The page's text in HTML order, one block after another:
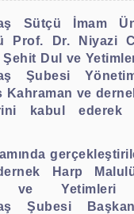
Sütçü İmam
Prof. Dr. Niyazi
Şehit Dul ve
Şubesi
Kahraman ve
kabul
Harp
Yetimleri
Şubesi